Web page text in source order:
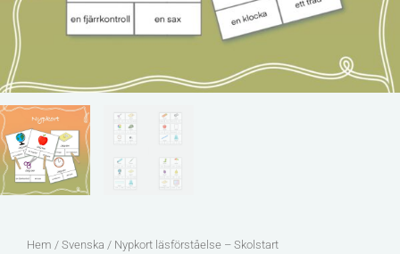
Hem / Svenska / Nypkort läsförståelse – Skolstart